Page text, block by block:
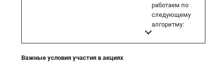
работаем по
следующему
алгоритму:
Важные условия участия в акциях